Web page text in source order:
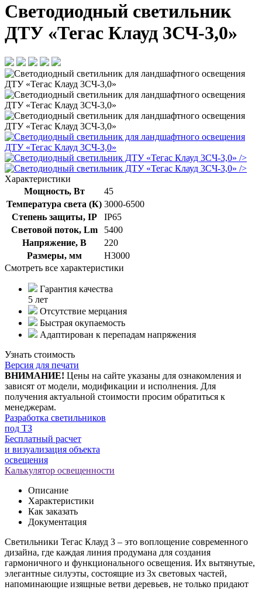
Светодиодный светильник
ДТУ «Тегас Клауд 3СЧ-3,0»
/>
/>
Характеристики
Мощность, Вт
45
Температура света (К) 3000-6500
Степень защиты, IP
IP65
Световой поток, Lm
5400
Напряжение, В
220
Размеры, мм
Н3000
Смотреть все характеристики
Гарантия качества
5 лет
Отсутствие мерцания
Быстрая окупаемость
Адаптирован к перепадам напряжения
Узнать стоимость
Версия для печати
ВНИМАНИЕ! Цены на сайте указаны для ознакомления и
зависят от модели, модификации и исполнения. Для
получения актуальной стоимости просим обратиться к
менеджерам.
Разработка светильников
под ТЗ
Бесплатный расчет
и визуализация объекта
освещения
Калькулятор освещенности
Описание
Характеристики
Как заказать
Документация
Светильники Тегас Клауд 3 – это воплощение современного
дизайна, где каждая линия продумана для создания
гармоничного и функционального освещения. Их вытянутые,
элегантные силуэты, состоящие из 3х световых частей,
напоминающие изящные ветви деревьев, не только придают